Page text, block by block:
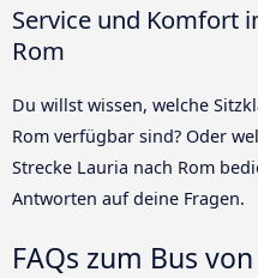
Service und Komfort
Rom
Du willst wissen, welche
Rom verfügbar sind? Oder
Strecke Lauria nach Rom
Antworten auf deine Fragen.
FAQs zum Bus